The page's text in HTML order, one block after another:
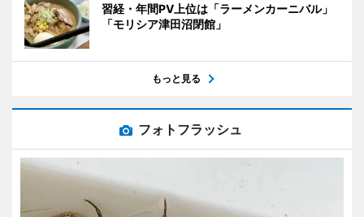
習経・年間PV上位は「ラーメンカーニバル」
「モリシア津田沼閉館」
もっと見る
フォトフラッシュ